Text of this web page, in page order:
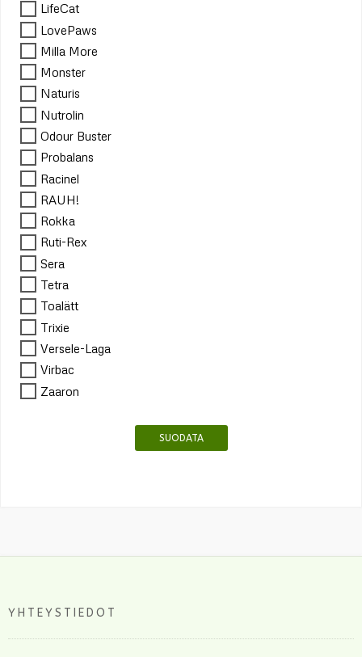
LifeCat
LovePaws
Milla More
Monster
Naturis
Nutrolin
Odour Buster
Probalans
Racinel
RAUH!
Rokka
Ruti-Rex
Sera
Tetra
Toalätt
Trixie
Versele-Laga
Virbac
Zaaron
SUODATA
YHTEYSTIEDOT